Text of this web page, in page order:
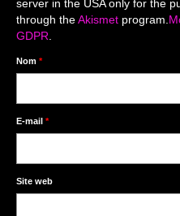
Photomontages
Prestations
Contact
Décors studio / Tenues /
server in the USA only for the
through theAkismet program.
GDPR.
Nom *
E-mail *
Site web